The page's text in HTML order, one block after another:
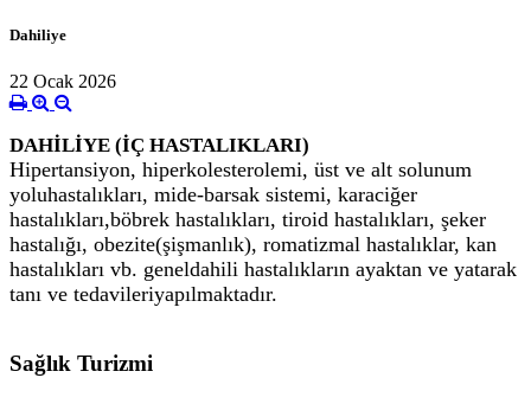
Dahiliye
22 Ocak 2026
DAHİLİYE (İÇ HASTALIKLARI)
Hipertansiyon, hiperkolesterolemi, üst ve alt solunum
yoluhastalıkları, mide-barsak sistemi, karaciğer
hastalıkları,böbrek hastalıkları, tiroid hastalıkları, şeker
hastalığı, obezite(şişmanlık), romatizmal hastalıklar, kan
hastalıkları vb. geneldahili hastalıkların ayaktan ve yatarak
tanı ve tedavileriyapılmaktadır.
Sağlık Turizmi